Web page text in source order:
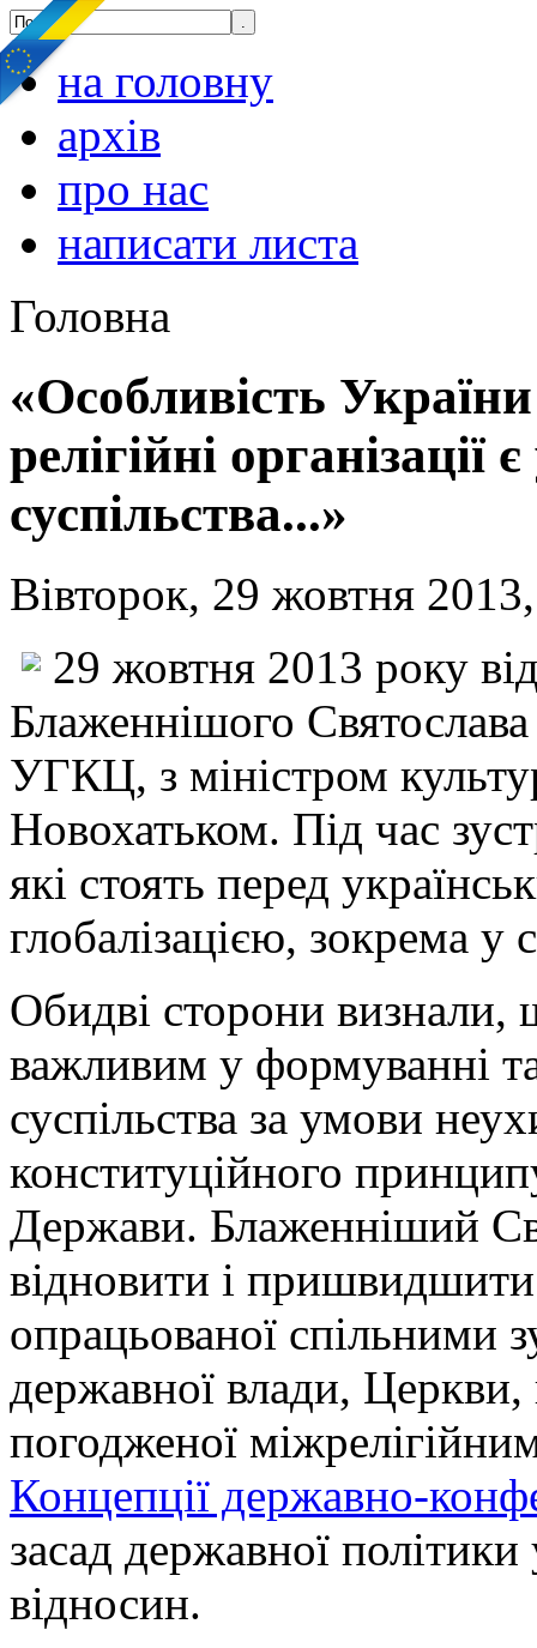
на головну
архів
про нас
написати листа
Головна
«Особливість
релігійні
суспільства...»
Вівторок, 29 жовтня
29 жовтня 2013 року
Блаженнішого
УГКЦ, з міністром
Новохатьком. Під час
які стоять перед
глобалізацією, зокрема у
Обидві сторони визнали,
важливим у формуванні
суспільства за умови
конституційного
Держави. Блаженніший
відновити і
опрацьованої спільними
державної влади, Церкви,
погодженої
Концепції державно-
засад державної
відносин.